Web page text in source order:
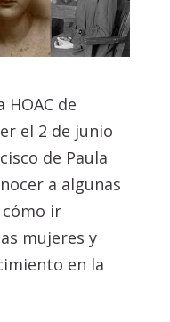
HOAC de
el 2 de junio
de Paula
a algunas
ir
mujeres y
en la